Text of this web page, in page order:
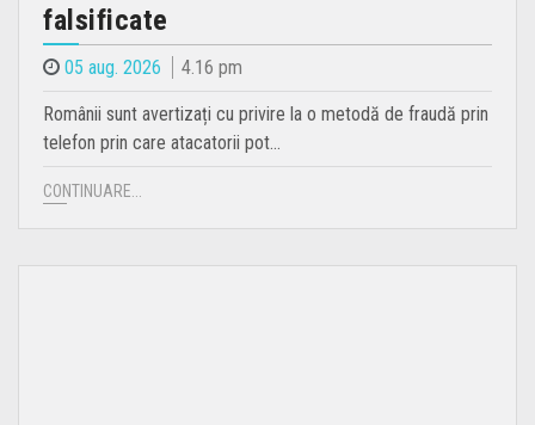
falsificate
05 aug. 2026 4.16 pm
Românii sunt avertizați cu privire la o metodă de fraudă prin
telefon prin care atacatorii pot…
CONTINUARE...